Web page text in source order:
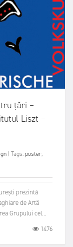
țări –
Liszt –
| Tags:poster,
prezintă
de Artă
Grupului cel...
1476